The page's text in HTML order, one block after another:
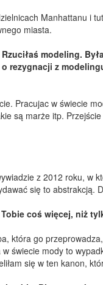
Manhattanu i
miasta.
modeling.
rezygnacji z
Pracujac w świecie
są marże itp.
z 2012 roku, w
się to abstrakcją.
coś więcej, niż
która go
świecie mody to
się w ten kanon,